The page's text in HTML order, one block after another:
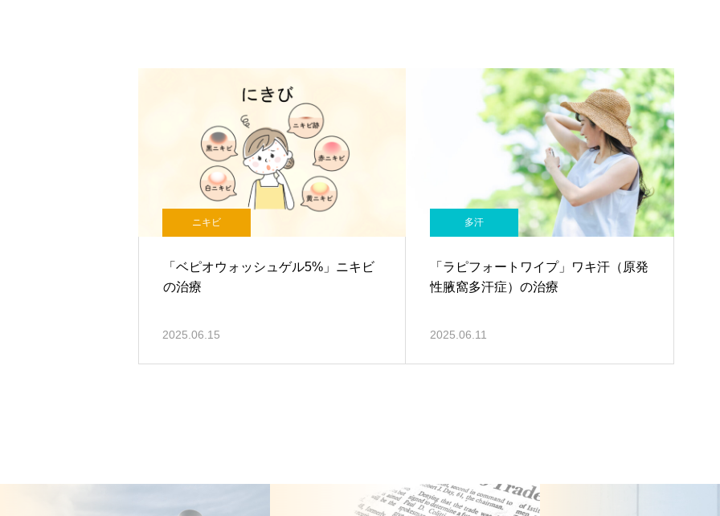
ニキビ
「ベピオウォッシュゲル5%」ニキビ
の治療
2025.06.15
多汗
「ラピフォートワイプ」ワキ汗（原発
性腋窩多汗症）の治療
2025.06.11